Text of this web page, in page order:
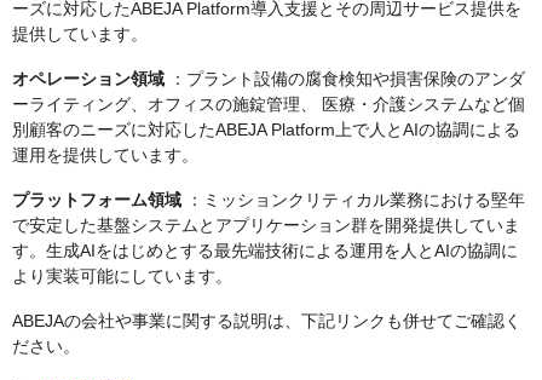
ーズに対応したABEJA Platform導入支援とその周辺サービス提供を
提供しています。
オペレーション領域 ：プラント設備の腐食検知や損害保険のアンダ
ーライティング、オフィスの施錠管理、 医療・介護システムなど個
別顧客のニーズに対応したABEJA Platform上で人とAIの協調による
運用を提供しています。
プラットフォーム領域 ：ミッションクリティカル業務における堅年
で安定した基盤システムとアプリケーション群を開発提供していま
す。生成AIをはじめとする最先端技術による運用を人とAIの協調に
より実装可能にしています。
ABEJAの会社や事業に関する説明は、下記リンクも併せてご確認く
ださい。